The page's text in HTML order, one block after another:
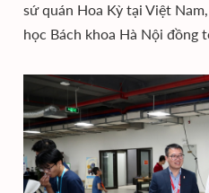
sứ quán Hoa Kỳ tại Việt
học Bách khoa Hà Nội đồng